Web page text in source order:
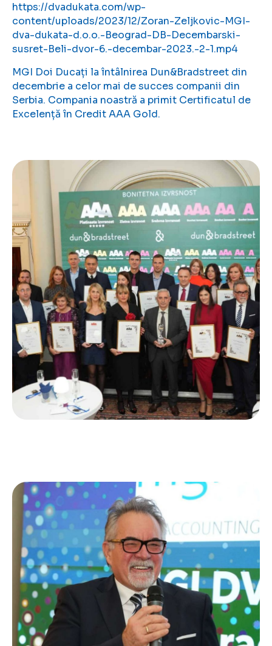
https://dvadukata.com/wp-
content/uploads/2023/12/Zoran-Zeljkovic-MGI-
dva-dukata-d.o.o.-Beograd-DB-Decembarski-
susret-Beli-dvor-6.-decembar-2023.-2-1.mp4
MGI Doi Ducați la întâlnirea Dun&Bradstreet din
decembrie a celor mai de succes companii din
Serbia. Compania noastră a primit Certificatul de
Excelență în Credit AAA Gold.